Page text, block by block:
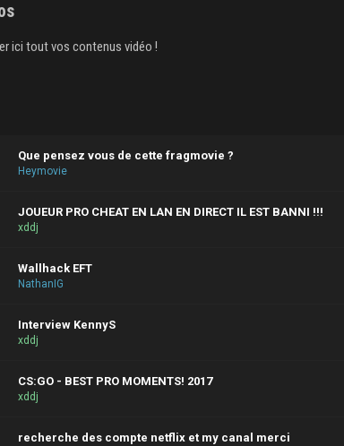
ici tout vos contenus vidéo !
Que pensez vous de cette fragmovie ?
Heymovie
JOUEUR PRO CHEAT EN LAN EN DIRECT IL EST BANNI !!!
xddj
Wallhack EFT
NathanIG
Interview KennyS
xddj
CS:GO - BEST PRO MOMENTS! 2017
xddj
recherche des compte netflix et my canal merci